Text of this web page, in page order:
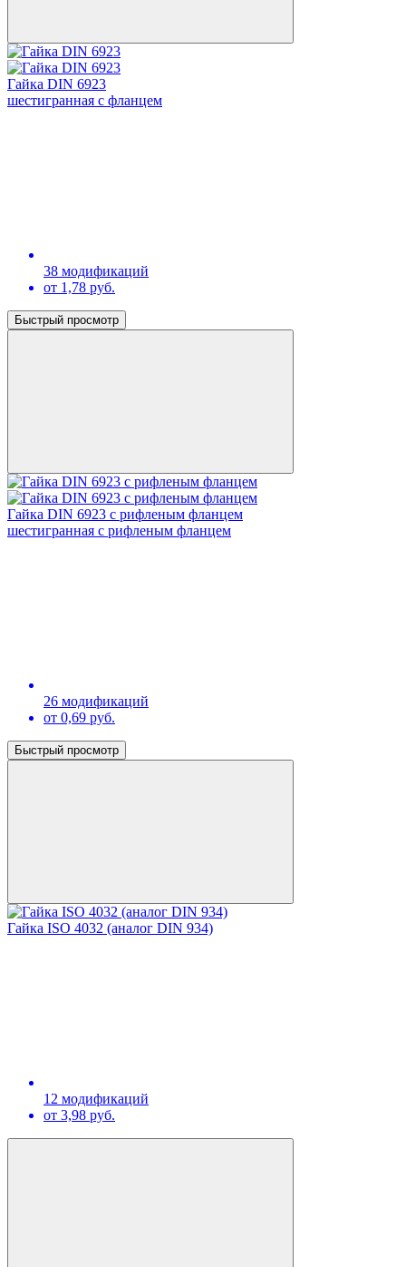
Гайка DIN 6923
шестигранная с фланцем
38 модификаций
от 1,78 руб.
Быстрый просмотр
Гайка DIN 6923 с рифленым фланцем
шестигранная с рифленым фланцем
26 модификаций
от 0,69 руб.
Быстрый просмотр
Гайка ISO 4032 (аналог DIN 934)
12 модификаций
от 3,98 руб.